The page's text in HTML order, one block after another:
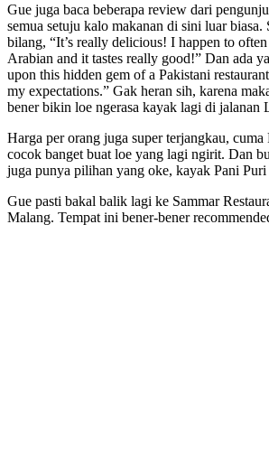
Gue juga baca beberapa review dari
semua setuju kalo makanan di sini luar biasa.
bilang, “It’s really delicious! I happen to
Arabian and it tastes really good!” Dan ada
upon this hidden gem of a Pakistani
my expectations.” Gak heran sih, karena
bener bikin loe ngerasa kayak lagi di jalanan
Harga per orang juga super terjangkau,
cocok banget buat loe yang lagi ngirit. Dan
juga punya pilihan yang oke, kayak Pani
Gue pasti bakal balik lagi ke Sammar
Malang. Tempat ini bener-bener